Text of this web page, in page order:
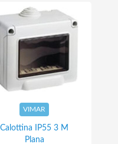
VIMAR
Calottina IP55 3 M
Plana